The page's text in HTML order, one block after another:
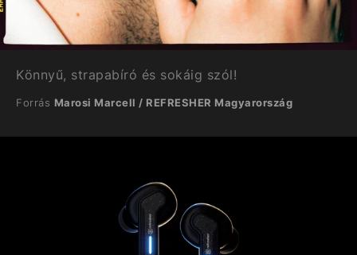
Könnyű, strapabíró és sokáig szól!
Forrás Marosi Marcell / REFRESHER Magyarország